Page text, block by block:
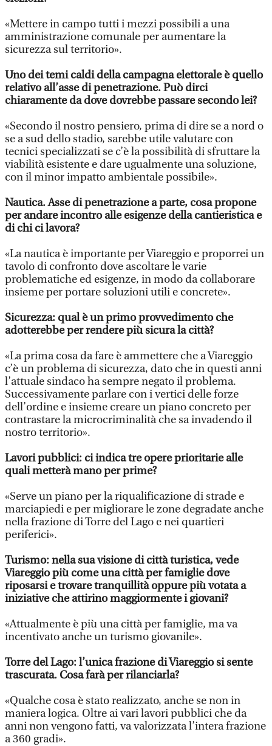
«Mettere in campo tutti i mezzi possibili a una
amministrazione comunale per aumentare la
sicurezza sul territorio».
Uno dei temi caldi della campagna elettorale è quello
relativo all’asse di penetrazione. Può dirci
chiaramente da dove dovrebbe passare secondo lei?
«Secondo il nostro pensiero, prima di dire se a nord o
se a sud dello stadio, sarebbe utile valutare con
tecnici specializzati se c’è la possibilità di sfruttare la
viabilità esistente e dare ugualmente una soluzione,
con il minor impatto ambientale possibile».
Nautica. Asse di penetrazione a parte, cosa propone
per andare incontro alle esigenze della cantieristica e
di chi ci lavora?
«La nautica è importante per Viareggio e proporrei un
tavolo di confronto dove ascoltare le varie
problematiche ed esigenze, in modo da collaborare
insieme per portare soluzioni utili e concrete».
Sicurezza: qual è un primo provvedimento che
adotterebbe per rendere più sicura la città?
«La prima cosa da fare è ammettere che a Viareggio
c’è un problema di sicurezza, dato che in questi anni
l’attuale sindaco ha sempre negato il problema.
Successivamente parlare con i vertici delle forze
dell’ordine e insieme creare un piano concreto per
contrastare la microcriminalità che sa invadendo il
nostro territorio».
Lavori pubblici: ci indica tre opere prioritarie alle
quali metterà mano per prime?
«Serve un piano per la riqualificazione di strade e
marciapiedi e per migliorare le zone degradate anche
nella frazione di Torre del Lago e nei quartieri
periferici».
Turismo: nella sua visione di città turistica, vede
Viareggio più come una città per famiglie dove
riposarsi e trovare tranquillità oppure più votata a
iniziative che attirino maggiormente i giovani?
«Attualmente è più una città per famiglie, ma va
incentivato anche un turismo giovanile».
Torre del Lago: l’unica frazione di Viareggio si sente
trascurata. Cosa farà per rilanciarla?
«Qualche cosa è stato realizzato, anche se non in
maniera logica. Oltre ai vari lavori pubblici che da
anni non vengono fatti, va valorizzata l’intera frazione
a 360 gradi».